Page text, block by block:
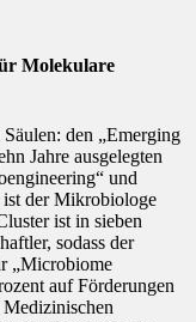
Molekulare
den „Emerging
Jahre ausgelegten
und
ist der Mikrobiologe
ist in sieben
sodass der
„Microbiome
auf Förderungen